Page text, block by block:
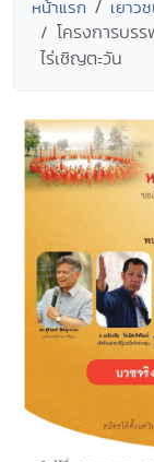
หน้าแรก เยาว
โครงการบร
ไร่เชิญตะวัน